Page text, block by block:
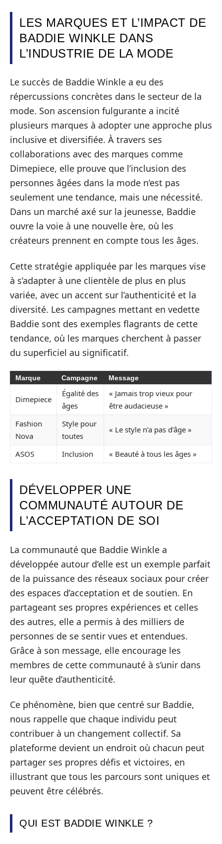
LES MARQUES ET L’IMPACT DE
BADDIE WINKLE DANS
L’INDUSTRIE DE LA MODE
Le succès de Baddie Winkle a eu des
répercussions concrètes dans le secteur de la
mode. Son ascension fulgurante a incité
plusieurs marques à adopter une approche plus
inclusive et diversifiée. À travers ses
collaborations avec des marques comme
Dimepiece, elle prouve que l’inclusion des
personnes âgées dans la mode n’est pas
seulement une tendance, mais une nécessité.
Dans un marché axé sur la jeunesse, Baddie
ouvre la voie à une nouvelle ère, où les
créateurs prennent en compte tous les âges.
Cette stratégie appliquée par les marques vise
à s’adapter à une clientèle de plus en plus
variée, avec un accent sur l’authenticité et la
diversité. Les campagnes mettant en vedette
Baddie sont des exemples flagrants de cette
tendance, où les marques cherchent à passer
du superficiel au significatif.
Marque Campagne Message
Dimepiece
Égalité des
âges
« Jamais trop vieux pour
être audacieuse »
Fashion
Nova
Style pour
toutes
« Le style n’a pas d’âge »
ASOS Inclusion « Beauté à tous les âges »
DÉVELOPPER UNE
COMMUNAUTÉ AUTOUR DE
L’ACCEPTATION DE SOI
La communauté que Baddie Winkle a
développée autour d’elle est un exemple parfait
de la puissance des réseaux sociaux pour créer
des espaces d’acceptation et de soutien. En
partageant ses propres expériences et celles
des autres, elle a permis à des milliers de
personnes de se sentir vues et entendues.
Grâce à son message, elle encourage les
membres de cette communauté à s’unir dans
leur quête d’authenticité.
Ce phénomène, bien que centré sur Baddie,
nous rappelle que chaque individu peut
contribuer à un changement collectif. Sa
plateforme devient un endroit où chacun peut
partager ses propres défis et victoires, en
illustrant que tous les parcours sont uniques et
peuvent être célébrés.
QUI EST BADDIE WINKLE ?